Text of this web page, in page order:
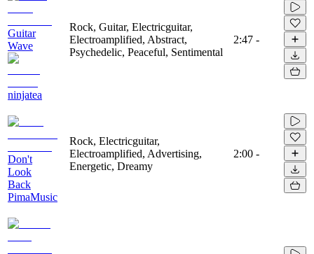
Guitar
Wave
ninjatea
Rock, Guitar, Electricguitar,
Electroamplified, Abstract,
Psychedelic, Peaceful, Sentimental
2:47 -
Don't
Look
Back
PimaMusic
Rock, Electricguitar,
Electroamplified, Advertising,
Energetic, Dreamy
2:00 -